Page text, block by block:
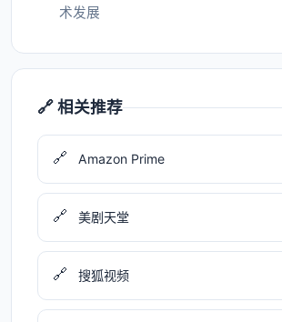
术发展
🔗 相关推荐
🔗 Amazon Prime
🔗 美剧天堂
🔗 搜狐视频